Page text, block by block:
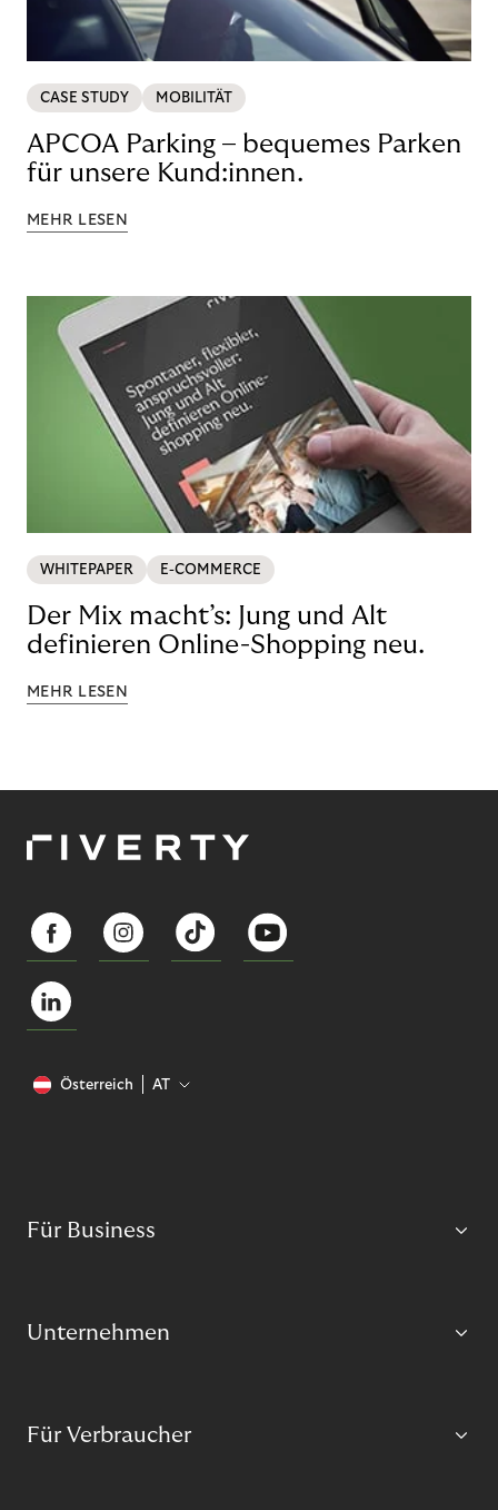
CASE STUDY MOBILITÄT
APCOA Parking – bequemes Parken
für unsere Kund:innen.
MEHR LESEN
WHITEPAPER E-COMMERCE
Der Mix macht’s: Jung und Alt
definieren Online-Shopping neu.
MEHR LESEN
Österreich AT
Für Business
Unternehmen
Für Verbraucher